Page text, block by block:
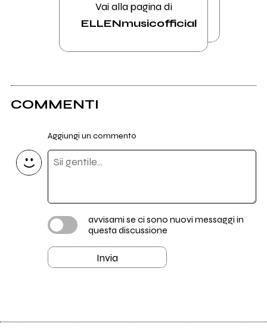
Vai alla pagina di
ELLENmusicofficial
COMMENTI
Aggiungi un commento
avvisami se ci sono nuovi messaggi in
questa discussione
Invia